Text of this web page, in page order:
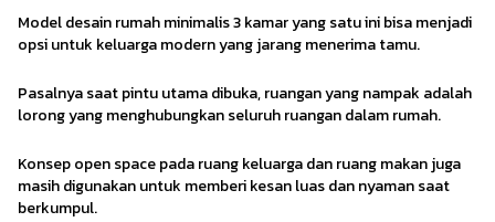
Model desain rumah minimalis 3 kamar yang satu ini bisa menjadi
opsi untuk keluarga modern yang jarang menerima tamu.
Pasalnya saat pintu utama dibuka, ruangan yang nampak adalah
lorong yang menghubungkan seluruh ruangan dalam rumah.
Konsep open space pada ruang keluarga dan ruang makan juga
masih digunakan untuk memberi kesan luas dan nyaman saat
berkumpul.